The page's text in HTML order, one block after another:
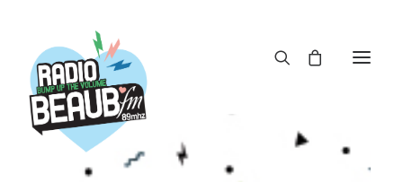
ACTUS